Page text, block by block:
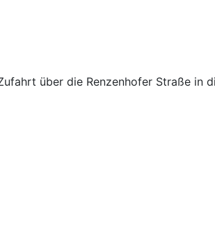
über die Renzenhofer Straße in